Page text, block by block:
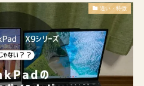
違い・特徴